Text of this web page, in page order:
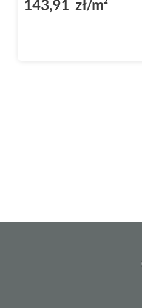
Gres to materiał,
ale również
Tubądzin Zimbra to
Tubądzin Zimbra.
Sprawdź
143,91 zł/m²